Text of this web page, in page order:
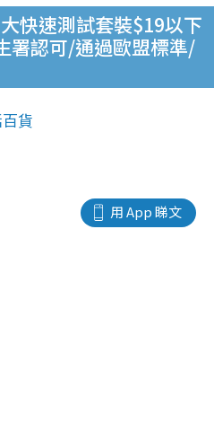
快速測試套裝$19以下
署認可/通過歐盟標準/
貨
用 App 睇文